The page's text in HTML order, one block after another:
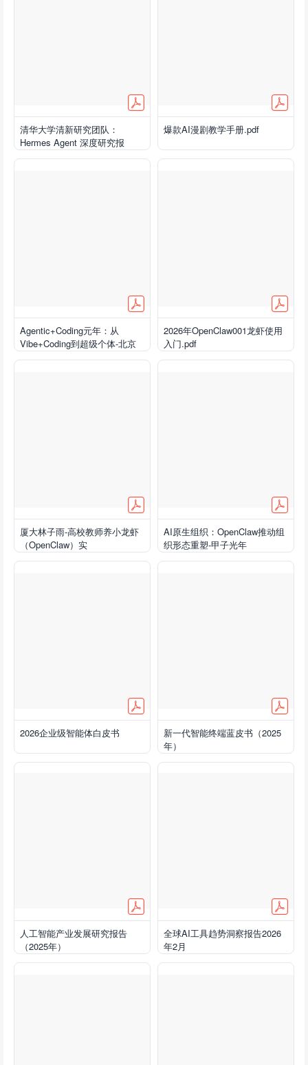
清华大学清新研究团队：
Hermes Agent 深度研究报
告.pdf
爆款AI漫剧教学手册.pdf
Agentic+Coding元年：从
Vibe+Coding到超级个体-北京
大学.pdf
2026年OpenClaw001龙虾使用
入门.pdf
厦大林子雨-高校教师养小龙虾
（OpenClaw）实
AI原生组织：OpenClaw推动组
织形态重塑-甲子光年
2026企业级智能体白皮书
新一代智能终端蓝皮书（2025
年）
人工智能产业发展研究报告
（2025年）
全球AI工具趋势洞察报告2026
年2月